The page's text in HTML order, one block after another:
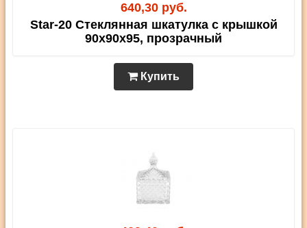
640,30 руб.
Star-20 Стеклянная шкатулка с крышкой
90х90х95, прозрачный
Купить